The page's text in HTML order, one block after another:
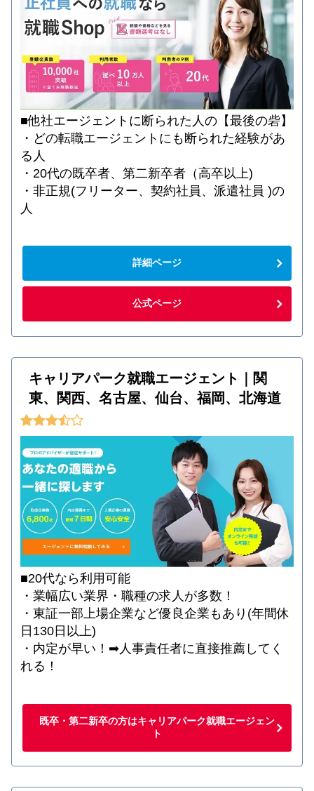
■他社エージェントに断られた人の【最後の砦】
・どの転職エージェントにも断られた経験があ
る人
・20代の既卒者、第二新卒者（高卒以上)
・非正規(フリーター、契約社員、派遣社員 )の
人
詳細ページ
公式ページ
キャリアパーク就職エージェント｜関
東、関西、名古屋、仙台、福岡、北海道
■20代なら利用可能
・業幅広い業界・職種の求人が多数！
・東証一部上場企業など優良企業もあり(年間休
日130日以上)
・内定が早い！➡人事責任者に直接推薦してく
れる！
既卒・第二新卒の方はキャリアパーク就職エージェン
ト